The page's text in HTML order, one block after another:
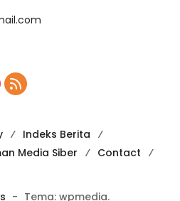
Indeks Berita
Media Siber
Contact
- Tema: wpmedia.